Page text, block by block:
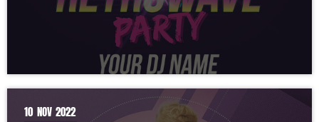
10 NOV 2022